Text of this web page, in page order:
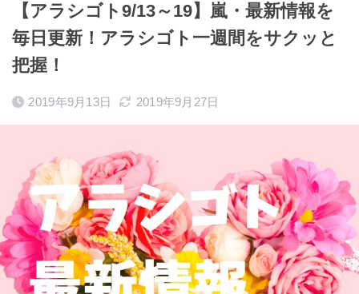
【アラシゴト9/13～19】嵐・最新情報を
毎日更新！アラシゴト一週間をサクッと
把握！
2019年9月13日 2019年9月27日